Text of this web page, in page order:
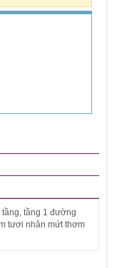
tầng 1 đường
tươi nhân mứt thơm